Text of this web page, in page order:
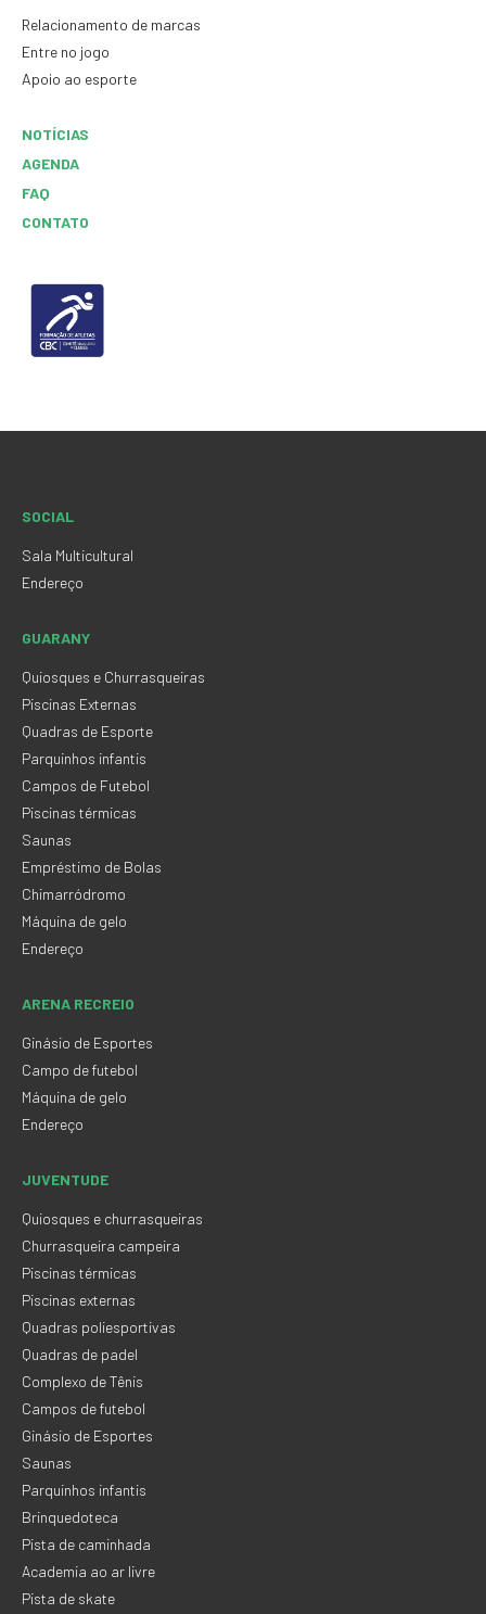
Relacionamento de marcas
Entre no jogo
Apoio ao esporte
NOTÍCIAS
AGENDA
FAQ
CONTATO
SOCIAL
Sala Multicultural
Endereço
GUARANY
Quiosques e Churrasqueiras
Piscinas Externas
Quadras de Esporte
Parquinhos infantis
Campos de Futebol
Piscinas térmicas
Saunas
Empréstimo de Bolas
Chimarródromo
Máquina de gelo
Endereço
ARENA RECREIO
Ginásio de Esportes
Campo de futebol
Máquina de gelo
Endereço
JUVENTUDE
Quiosques e churrasqueiras
Churrasqueira campeira
Piscinas térmicas
Piscinas externas
Quadras poliesportivas
Quadras de padel
Complexo de Tênis
Campos de futebol
Ginásio de Esportes
Saunas
Parquinhos infantis
Brinquedoteca
Pista de caminhada
Academia ao ar livre
Pista de skate